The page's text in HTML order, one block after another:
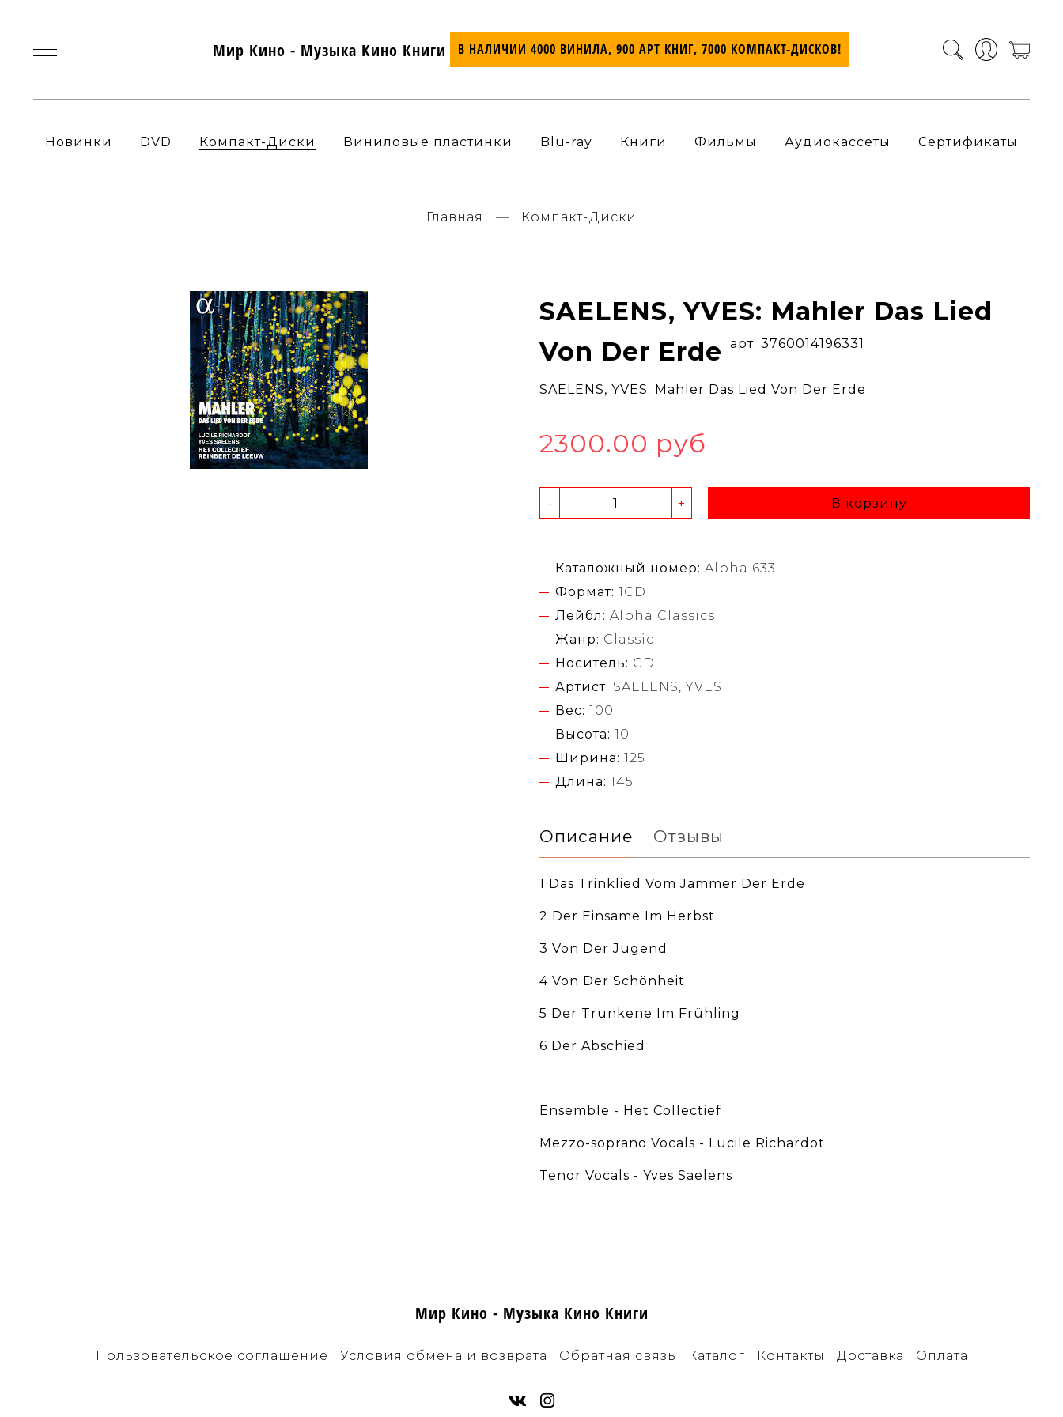
Мир Кино - Музыка Кино Книги В НАЛИЧИИ 4000 ВИНИЛА, 900 АРТ КНИГ, 7000 КОМПАКТ-ДИСКОВ!
Новинки DVD Компакт-Диски Виниловые пластинки Blu-ray Книги Фильмы Аудиокассеты Сертификаты
Главная Компакт-Диски
SAELENS, YVES: Mahler Das Lied
Von Der Erde
арт. 3760014196331
SAELENS, YVES: Mahler Das Lied Von Der Erde
2300.00 руб
- + В корзину
Каталожный номер: Alpha 633
Формат: 1CD
Лейбл: Alpha Classics
Жанр: Classic
Носитель: CD
Артист: SAELENS, YVES
Вес: 100
Высота: 10
Ширина: 125
Длина: 145
Описание Отзывы
1 Das Trinklied Vom Jammer Der Erde
2 Der Einsame Im Herbst
3 Von Der Jugend
4 Von Der Schönheit
5 Der Trunkene Im Frühling
6 Der Abschied
Ensemble - Het Collectief
Mezzo-soprano Vocals - Lucile Richardot
Tenor Vocals - Yves Saelens
Мир Кино - Музыка Кино Книги
Пользовательское соглашение Условия обмена и возврата Обратная связь Каталог Контакты Доставка Оплата